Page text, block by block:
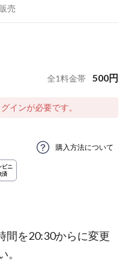
売
全1料金帯 500円
インが必要です。
購入方法について
間を20:30からに変更
。